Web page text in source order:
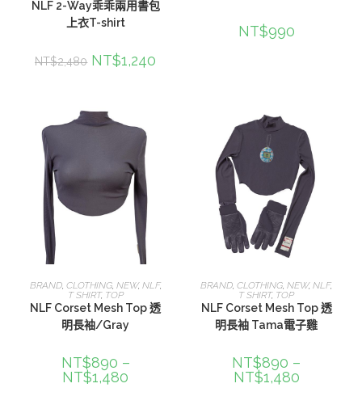
NLF 2-Way乖乖兩用書包
上衣T-shirt
NT$2,480 NT$1,240
NT$990
選擇規格
BRAND, CLOTHING, NEW, NLF,
T SHIRT, TOP
NLF Corset Mesh Top 透
明長袖/Gray
NT$890 –
NT$1,480
選擇規格
BRAND,CLOTHING,NEW,NLF,
T SHIRT, TOP
NLF Corset Mesh Top 透
明長袖 Tama電子雞
NT$890 –
NT$1,480